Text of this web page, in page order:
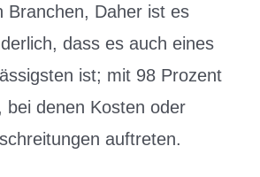
Branchen, Daher ist es
dass es auch eines
ist; mit 98 Prozent
bei denen Kosten oder
auftreten.